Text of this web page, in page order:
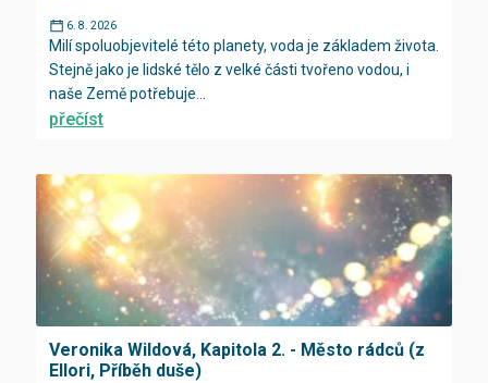
6. 8. 2026
Milí spoluobjevitelé této planety, voda je základem života.
Stejně jako je lidské tělo z velké části tvořeno vodou, i
naše Země potřebuje...
přečíst
Veronika Wildová, Kapitola 2. - Město rádců (z
Ellori, Příběh duše)